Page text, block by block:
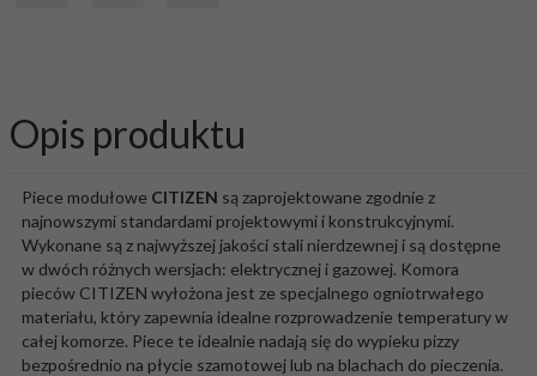
Opis produktu
Piece modułowe CITIZEN są zaprojektowane zgodnie z
najnowszymi standardami projektowymi i konstrukcyjnymi.
Wykonane są z najwyższej jakości stali nierdzewnej i są dostępne
w dwóch różnych wersjach: elektrycznej i gazowej. Komora
pieców CITIZEN wyłożona jest ze specjalnego ogniotrwałego
materiału, który zapewnia idealne rozprowadzenie temperatury w
całej komorze. Piece te idealnie nadają się do wypieku pizzy
bezpośrednio na płycie szamotowej lub na blachach do pieczenia.